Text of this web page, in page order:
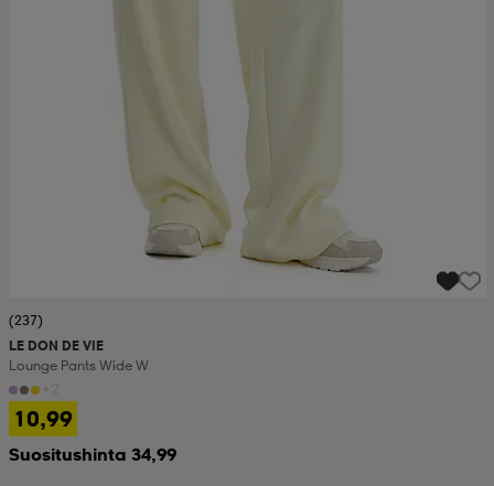
(237)
LE DON DE VIE
Lounge Pants Wide W
10,99
Suositushinta 34,99